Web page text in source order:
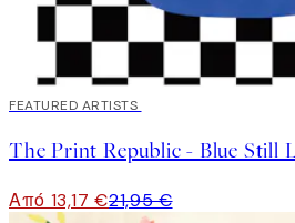
40%*
FEATURED ARTISTS
The Print Republic - Blue Still
Από 13,17 €21,95 €